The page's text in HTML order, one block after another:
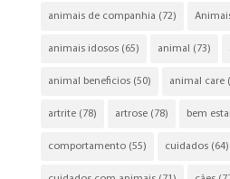
animais de companhia (72)
animais idosos(65) animal (73)
animal beneficios(50) animal care
artrite(78) artrose(78) bem
comportamento(55) cuidados(64)